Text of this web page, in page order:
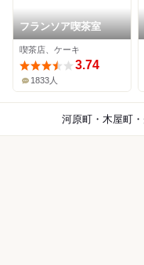
フランソア喫茶室
喫茶店、ケーキ
3.74
1833人